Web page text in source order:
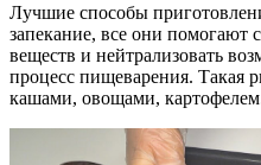
Лучшие способы
запекание, все они
веществ и нейтрализовать
процесс пищеварения. Такая
кашами, овощами,